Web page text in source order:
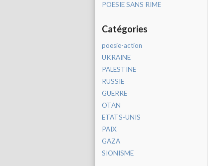
POESIE SANS RIME
Catégories
poesie-action
UKRAINE
PALESTINE
RUSSIE
GUERRE
OTAN
ETATS-UNIS
PAIX
GAZA
SIONISME